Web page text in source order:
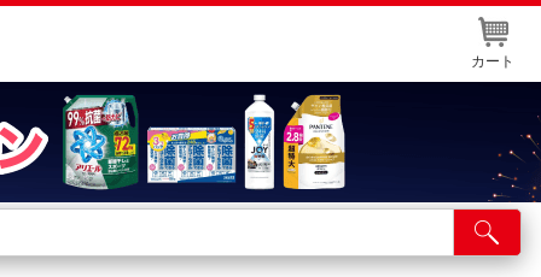
カート
舗サービス
ト取り置き